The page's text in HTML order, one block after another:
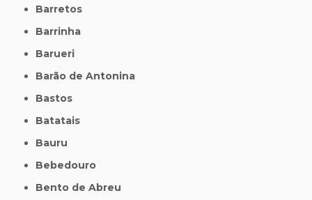
Barretos
Barrinha
Barueri
Barão de Antonina
Bastos
Batatais
Bauru
Bebedouro
Bento de Abreu